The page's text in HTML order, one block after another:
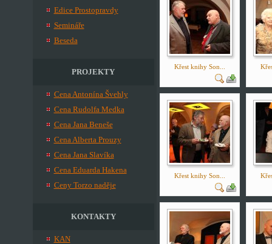
Edice Prostopravdy
Semináře
Beseda
PROJEKTY
Cena Antonína Švehly
Cena Rudolfa Medka
Cena Jana Beneše
Cena Alberta Prouzy
Cena Jana Slavíka
Cena Eduarda Hakena
Ceny Torzo naděje
KONTAKTY
KAN
Křest knihy Son...
Křest knihy Son...